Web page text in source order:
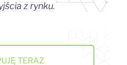
z rynku.
TERAZ